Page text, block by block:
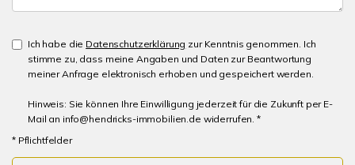
Ich habe die Datenschutzerklärung zur Kenntnis genommen. Ich
stimme zu, dass meine Angaben und Daten zur Beantwortung
meiner Anfrage elektronisch erhoben und gespeichert werden.
Hinweis: Sie können Ihre Einwilligung jederzeit für die Zukunft per E-
Mail an info@hendricks-immobilien.de widerrufen. *
* Pflichtfelder